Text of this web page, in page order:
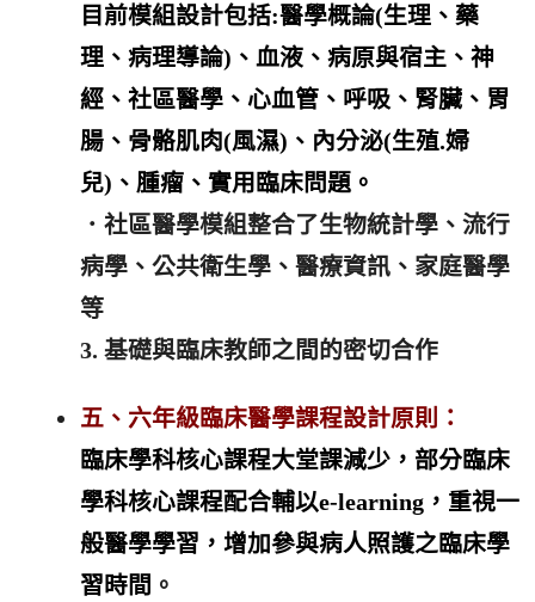
目前模組設計包括:醫學概論(生理、藥
理、病理導論)、血液、病原與宿主、神
經、社區醫學、心血管、呼吸、腎臟、胃
腸、骨骼肌肉(風濕)、內分泌(生殖.婦
兒)、腫瘤、實用臨床問題。
．社區醫學模組整合了生物統計學、流行
病學、公共衛生學、醫療資訊、家庭醫學
等
3. 基礎與臨床教師之間的密切合作
五、六年級臨床醫學課程設計原則：
臨床學科核心課程大堂課減少，部分臨床
學科核心課程配合輔以e-learning，重視一
般醫學學習，增加參與病人照護之臨床學
習時間 。